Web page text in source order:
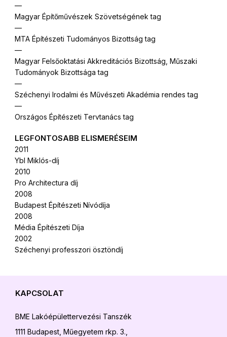
—
Magyar Építőművészek Szövetségének tag
—
MTA Építészeti Tudományos Bizottság tag
—
Magyar Felsőoktatási Akkreditációs Bizottság, Műszaki
Tudományok Bizottsága tag
—
Széchenyi Irodalmi és Művészeti Akadémia rendes tag
—
Országos Építészeti Tervtanács tag
LEGFONTOSABB ELISMERÉSEIM
2011
Ybl Miklós-díj
2010
Pro Architectura díj
2008
Budapest Építészeti Nívódíja
2008
Média Építészeti Díja
2002
Széchenyi professzori ösztöndíj
KAPCSOLAT
BME Lakóépülettervezési Tanszék
1111 Budapest, Műegyetem rkp. 3.,